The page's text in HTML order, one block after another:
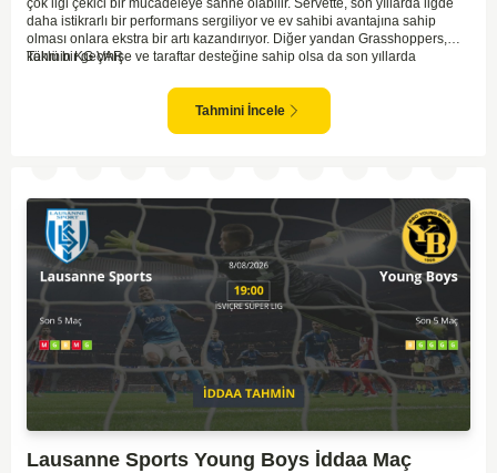
çok ilgi çekici bir mücadeleye sahne olabilir. Servette, son yıllarda ligde
daha istikrarlı bir performans sergiliyor ve ev sahibi avantajına sahip
olması onlara ekstra bir artı kazandırıyor. Diğer yandan Grasshoppers,
köklü bir geçmişe ve taraftar desteğine sahip olsa da son yıllarda
genellikle maçlarda gol yollarında etkili olurken, Grasshoppers savunma
anlamında zaman zaman sorunlar yaşayabiliyor. Bu durumda,
karşılaşmanın gollü geçmesi muhtemel gözüküyor. İki takımın oyun tarzını
Tahmin KG VAR
Tahmini İncele
Lausanne Sports Young Boys İddaa Maç